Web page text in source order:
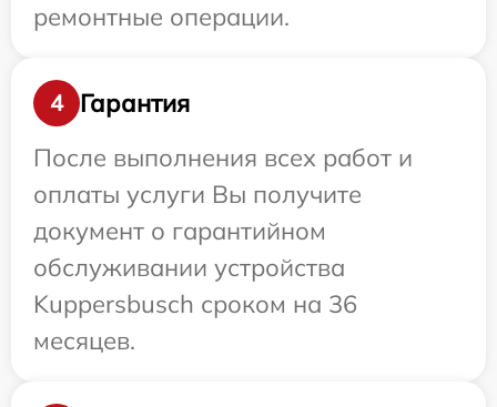
ремонтные операции.
4
Гарантия
После выполнения всех работ и
оплаты услуги Вы получите
документ о гарантийном
обслуживании устройства
Kuppersbusch сроком на 36
месяцев.